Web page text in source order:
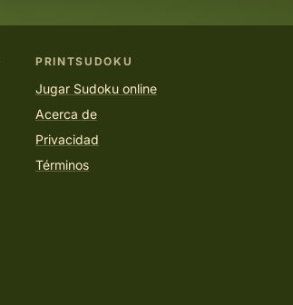
PRINTSUDOKU
Jugar Sudoku online
Acerca de
Privacidad
Términos